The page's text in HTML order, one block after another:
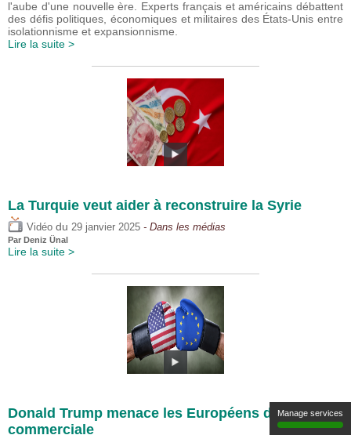
l'aube d'une nouvelle ère. Experts français et américains débattent
des défis politiques, économiques et militaires des États-Unis entre
isolationnisme et expansionnisme.
Lire la suite >
La Turquie veut aider à reconstruire la Syrie
Vidéo du 29 janvier 2025 - Dans les médias
Par Deniz Ünal
Lire la suite >
Donald Trump menace les Européens de guerre
commerciale
Manage services